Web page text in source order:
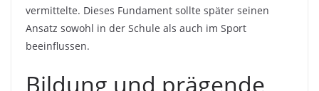
vermittelte. Dieses Fundament sollte später seinen
Ansatz sowohl in der Schule als auch im Sport
beeinflussen.
Bildung und prägende